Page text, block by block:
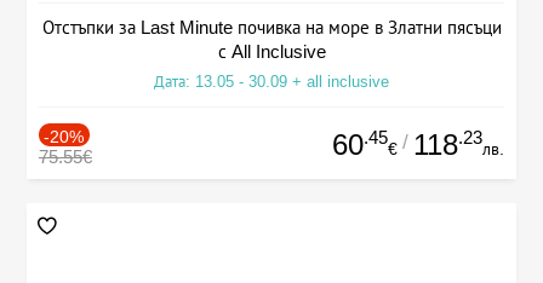
Отстъпки за Last Minute почивка на море в Златни пясъци
с All Inclusive
Дата: 13.05 - 30.09 + all inclusive
-20%
75.55€ 60.45
€ / 118.23
лв.